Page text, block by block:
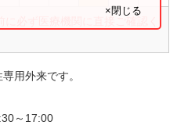
必ず医療機関に直接ご確認く
×閉じる
用外来です。
～17:00